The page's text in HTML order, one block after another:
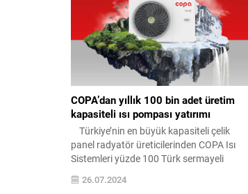
değerlendirmelerini kolaylaştıran açık bir
diyalog imkanı sunan, bu yıl 14. Kez
düzenlenen Boğaziçi Zirvesi’ne katıldı. Rel
Collection Başkanı ve Assembly
Buildings...
COPA’dan yıllık 100 bin adet üretim
kapasiteli ısı pompası yatırımı
Türkiye’nin en büyük kapasiteli çelik
panel radyatör üreticilerinden COPA Isı
Sistemleri yüzde 100 Türk sermayeli
yatırımlarına bir yenisini ekliyor. 20 yıldır
ihracatta lider olan COPA, 3,5 milyon
26.07.2024